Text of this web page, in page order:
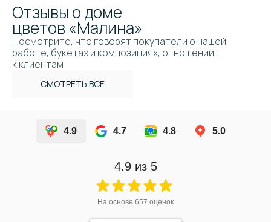
Отзывы о доме
цветов «Малина»
СМОТРЕТЬ ВСЕ
Посмотрите, что говорят покупатели о нашей
работе, букетах и композициях, отношении
к клиентам
4.9 4.7 4.8 5.0
4.9из 5
На основе 657 оценок